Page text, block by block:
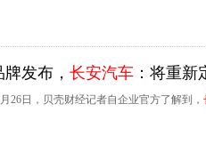
发布， 长安汽车 ：将重
26日，贝壳财经记者自企业官方了解到，